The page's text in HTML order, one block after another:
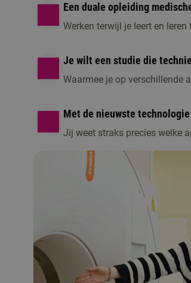
Een duale opleiding
Werken terwijl je leert en leren
Je wilt een studie die
Waarmee je op verschillende
Met de nieuwste
Jij weet straks precies welke